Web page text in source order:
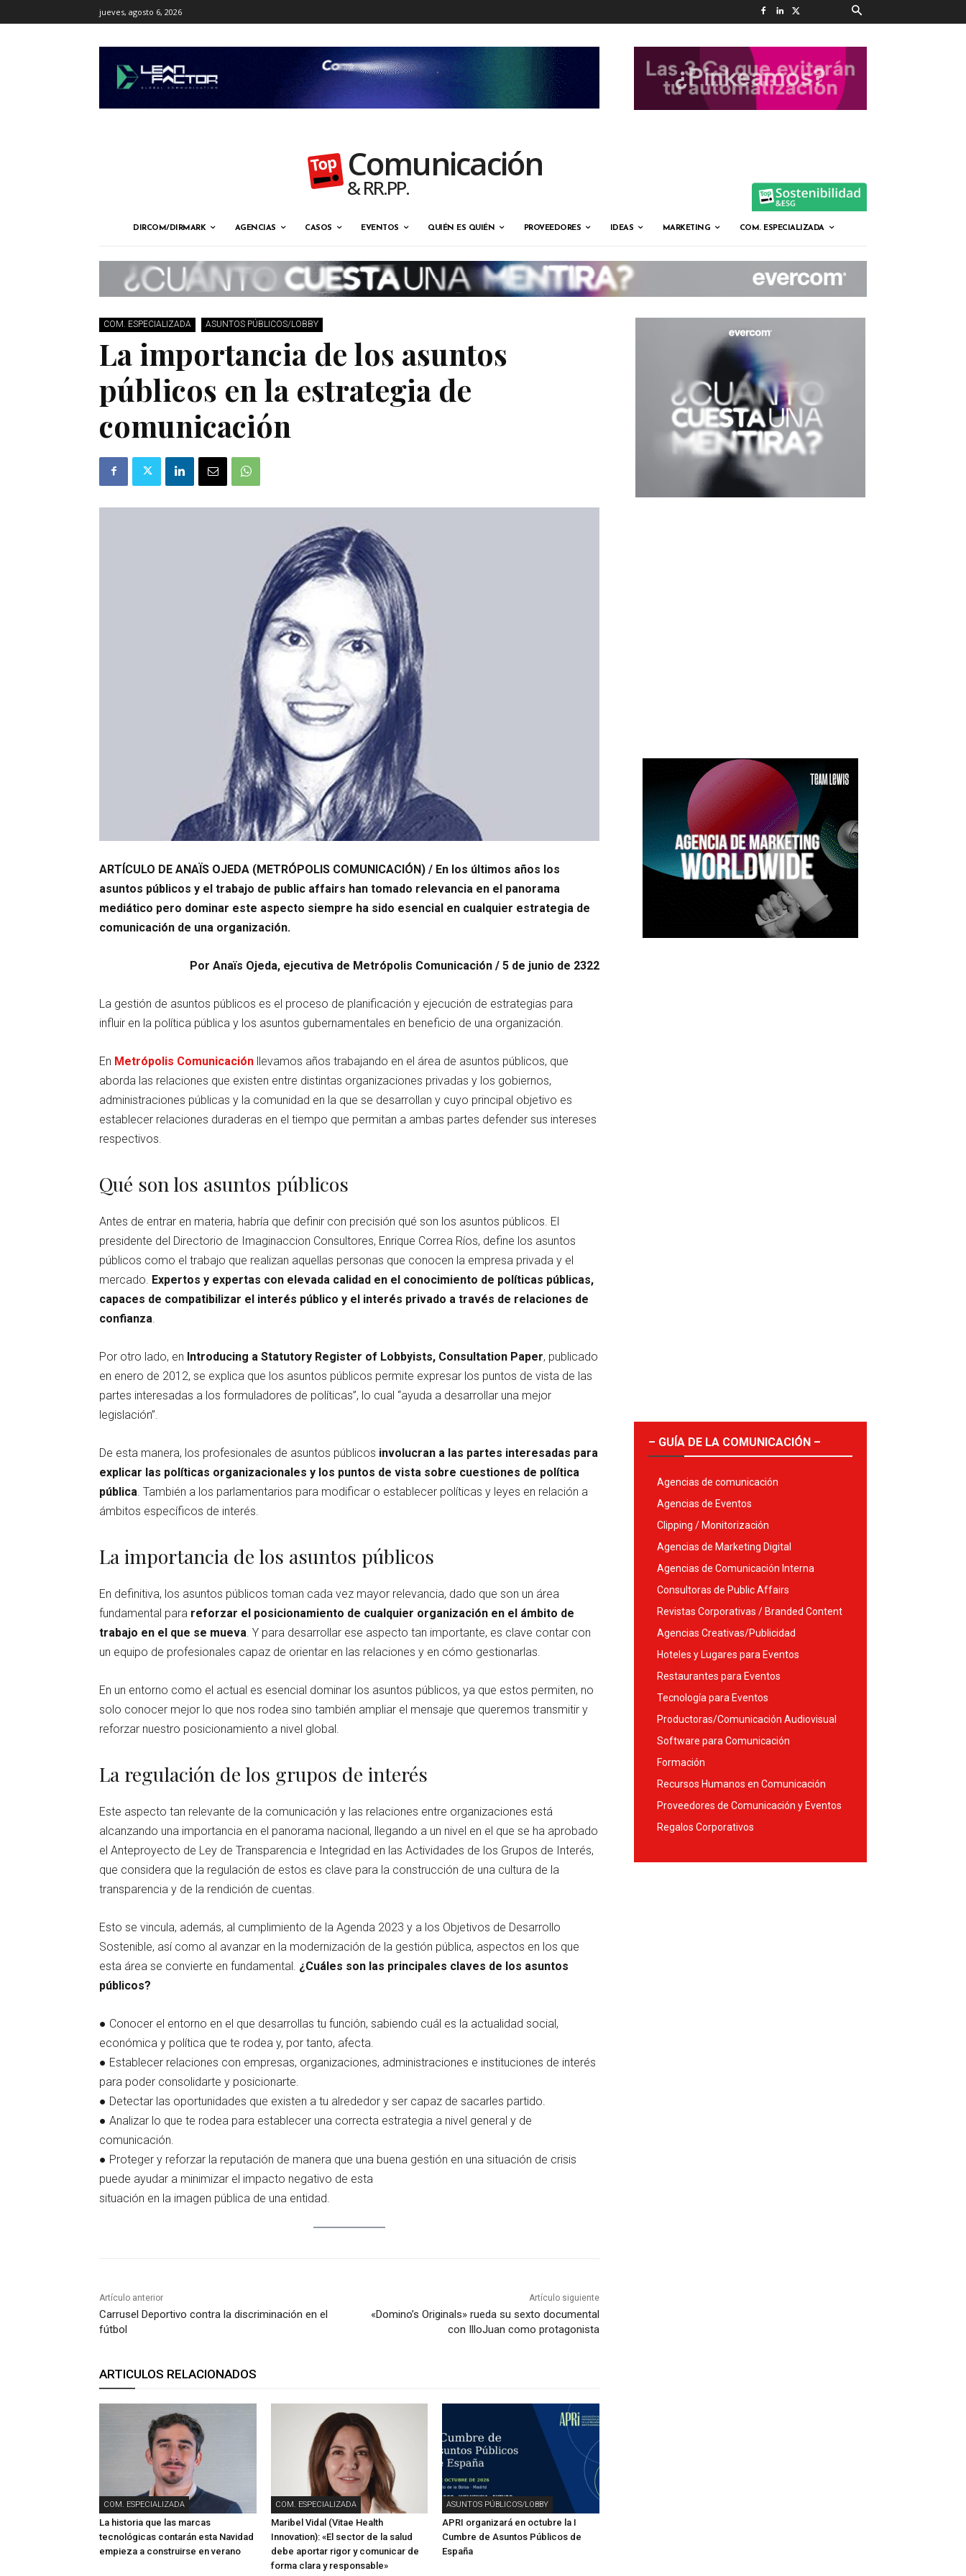
jueves, agosto 6, 2026
Comunicación
& RR.PP.
DIRCOM/DIRMARK AGENCIAS CASOS EVENTOS QUIÉN ES QUIÉN PROVEEDORES IDEAS MARKETING COM. ESPECIALIZADA
COM. ESPECIALIZADA ASUNTOS PÚBLICOS/LOBBY
La importancia de los asuntos
públicos en la estrategia de
comunicación
ARTÍCULO DE ANAÏS OJEDA (METRÓPOLIS COMUNICACIÓN) / En los últimos años los
asuntos públicos y el trabajo de public affairs han tomado relevancia en el panorama
mediático pero dominar este aspecto siempre ha sido esencial en cualquier estrategia de
comunicación de una organización.
Por Anaïs Ojeda, ejecutiva de Metrópolis Comunicación / 5 de junio de 2322
La gestión de asuntos públicos es el proceso de planificación y ejecución de estrategias para
influir en la política pública y los asuntos gubernamentales en beneficio de una organización.
En Metrópolis Comunicación llevamos años trabajando en el área de asuntos públicos, que
aborda las relaciones que existen entre distintas organizaciones privadas y los gobiernos,
administraciones públicas y la comunidad en la que se desarrollan y cuyo principal objetivo es
establecer relaciones duraderas en el tiempo que permitan a ambas partes defender sus intereses
respectivos.
Qué son los asuntos públicos
Antes de entrar en materia, habría que definir con precisión qué son los asuntos públicos. El
presidente del Directorio de Imaginaccion Consultores, Enrique Correa Ríos, define los asuntos
públicos como el trabajo que realizan aquellas personas que conocen la empresa privada y el
mercado. Expertos y expertas con elevada calidad en el conocimiento de políticas públicas,
capaces de compatibilizar el interés público y el interés privado a través de relaciones de
confianza
Por otro lado, en Introducing a Statutory Register of Lobbyists, Consultation Paper, publicado
en enero de 2012, se explica que los asuntos públicos permite expresar los puntos de vista de las
partes interesadas a los formuladores de políticas”, lo cual “ayuda a desarrollar una mejor
legislación”.
De esta manera, los profesionales de asuntos públicos involucran a las partes interesadas para
explicar las políticas organizacionales y los puntos de vista sobre cuestiones de política
pública . También a los parlamentarios para modificar o establecer políticas y leyes en relación a
ámbitos específicos de interés.
La importancia de los asuntos públicos
En definitiva, los asuntos públicos toman cada vez mayor relevancia, dado que son un área
fundamental para reforzar el posicionamiento de cualquier organización en el ámbito de
trabajo en el que se mueva . Y para desarrollar ese aspecto tan importante, es clave contar con
un equipo de profesionales capaz de orientar en las relaciones y en cómo gestionarlas.
En un entorno como el actual es esencial dominar los asuntos públicos, ya que estos permiten, no
solo conocer mejor lo que nos rodea sino también ampliar el mensaje que queremos transmitir y
reforzar nuestro posicionamiento a nivel global.
La regulación de los grupos de interés
Este aspecto tan relevante de la comunicación y las relaciones entre organizaciones está
alcanzando una importancia en el panorama nacional, llegando a un nivel en el que se ha aprobado
el Anteproyecto de Ley de Transparencia e Integridad en las Actividades de los Grupos de Interés,
que considera que la regulación de estos es clave para la construcción de una cultura de la
transparencia y de la rendición de cuentas.
Esto se vincula, además, al cumplimiento de la Agenda 2023 y a los Objetivos de Desarrollo
Sostenible, así como al avanzar en la modernización de la gestión pública, aspectos en los que
esta área se convierte en fundamental. ¿Cuáles son las principales claves de los asuntos
públicos?
● Conocer el entorno en el que desarrollas tu función, sabiendo cuál es la actualidad social,
económica y política que te rodea y, por tanto, afecta.
● Establecer relaciones con empresas, organizaciones, administraciones e instituciones de interés
para poder consolidarte y posicionarte.
● Detectar las oportunidades que existen a tu alrededor y ser capaz de sacarles partido.
● Analizar lo que te rodea para establecer una correcta estrategia a nivel general y de
comunicación.
● Proteger y reforzar la reputación de manera que una buena gestión en una situación de crisis
puede ayudar a minimizar el impacto negativo de esta
situación en la imagen pública de una entidad.
Artículo anterior
Carrusel Deportivo contra la discriminación en el
fútbol
Artículo siguiente
«Domino’s Originals» rueda su sexto documental
con IlloJuan como protagonista
ARTICULOS RELACIONADOS
COM. ESPECIALIZADA
La historia que las marcas
tecnológicas contarán esta Navidad
empieza a construirse en verano
COM. ESPECIALIZADA
Maribel Vidal (Vitae Health
Innovation): «El sector de la salud
debe aportar rigor y comunicar de
forma clara y responsable»
ASUNTOS PÚBLICOS/LOBBY
APRI organizará en octubre la I
Cumbre de Asuntos Públicos de
España
– GUÍA DE LA COMUNICACIÓN –
Agencias de comunicación
Agencias de Eventos
Clipping / Monitorización
Agencias de Marketing Digital
Agencias de Comunicación Interna
Consultoras de Public Affairs
Revistas Corporativas / Branded Content
Agencias Creativas/Publicidad
Hoteles y Lugares para Eventos
Restaurantes para Eventos
Tecnología para Eventos
Productoras/Comunicación Audiovisual
Software para Comunicación
Formación
Recursos Humanos en Comunicación
Proveedores de Comunicación y Eventos
Regalos Corporativos